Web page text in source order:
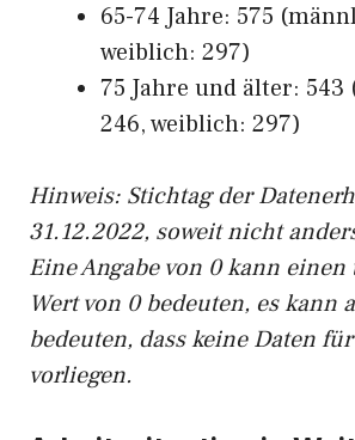
65-74 Jahre: 575
weiblich: 297)
75 Jahre und älter:
246, weiblich: 297)
Hinweis: Stichtag der
31.12.2022, soweit nicht
Eine Angabe von 0 kann
Wert von 0 bedeuten, es kann
bedeuten, dass keine Daten
vorliegen.